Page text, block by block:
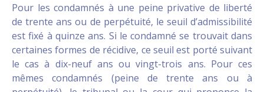
Pour les condamnés à une peine privative de liberté
de trente ans ou de perpétuité, le seuil d’admissibilité
est fixé à quinze ans. Si le condamné se trouvait dans
certaines formes de récidive, ce seuil est porté suivant
le cas à dix-neuf ans ou vingt-trois ans. Pour ces
mêmes condamnés (peine de trente ans ou à